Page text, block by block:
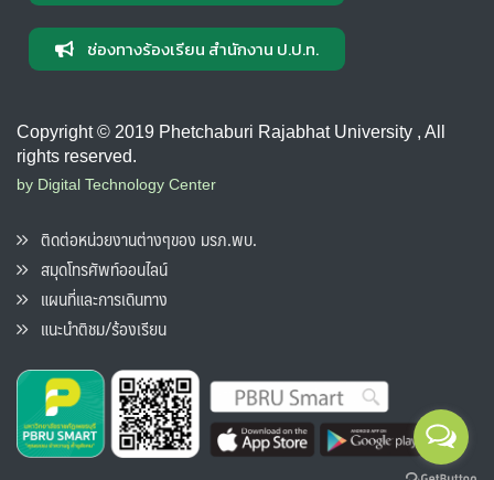
ช่องทางร้องเรียน สำนักงาน ป.ป.ท.
Copyright © 2019 Phetchaburi Rajabhat University , All
rights reserved.
by Digital Technology Center
ติดต่อหน่วยงานต่างๆของ มรภ.พบ.
สมุดโทรศัพท์ออนไลน์
แผนที่และการเดินทาง
แนะนำติชม/ร้องเรียน